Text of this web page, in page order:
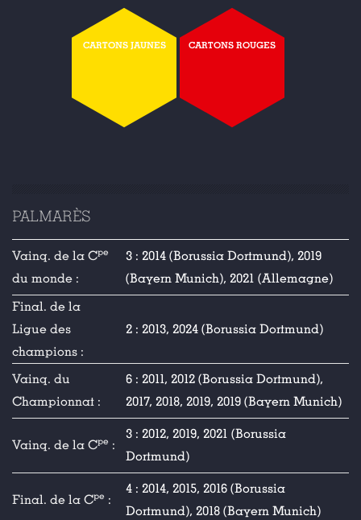
CARTONS JAUNES CARTONS ROUGES
PALMARÈS
Vainq. de la Cpe
du monde :
3 : 2014 (Borussia Dortmund), 2019
(Bayern Munich), 2021 (Allemagne)
Final. de la
Ligue des
champions :
2 : 2013, 2024 (Borussia Dortmund)
Vainq. du
Championnat :
6 : 2011, 2012 (Borussia Dortmund),
2017, 2018, 2019, 2019 (Bayern Munich)
Vainq. de la Cpe :
3 : 2012, 2019, 2021 (Borussia
Dortmund)
Final. de la Cpe :
4 : 2014, 2015, 2016 (Borussia
Dortmund), 2018 (Bayern Munich)